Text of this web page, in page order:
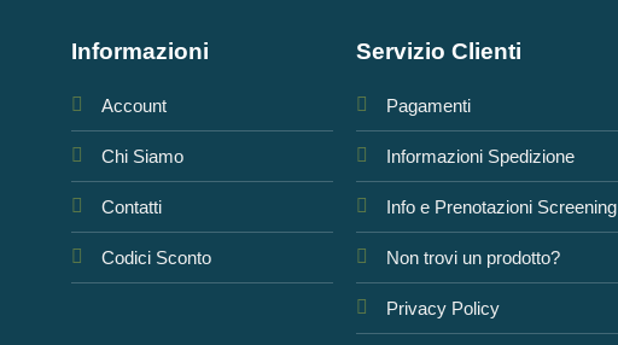
Informazioni
Account
Chi Siamo
Contatti
Codici Sconto
Servizio Clienti
Pagamenti
Informazioni Spedizione
Info e Prenotazioni Screening
Non trovi un prodotto?
Privacy Policy